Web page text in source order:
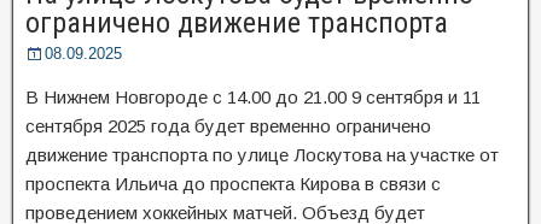
ограничено движение транспорта
08.09.2025
В Нижнем Новгороде с 14.00 до 21.00 9 сентября и 11
сентября 2025 года будет временно ограничено
движение транспорта по улице Лоскутова на участке от
проспекта Ильича до проспекта Кирова в связи с
проведением хоккейных матчей. Объезд будет